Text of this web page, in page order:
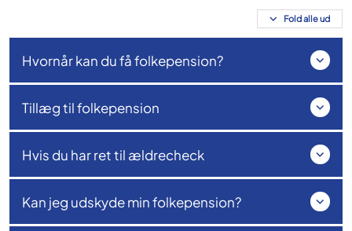
Fold alle ud
Hvornår kan du få folkepension?
Tillæg til folkepension
Hvis du har ret til ældrecheck
Kan jeg udskyde min folkepension?